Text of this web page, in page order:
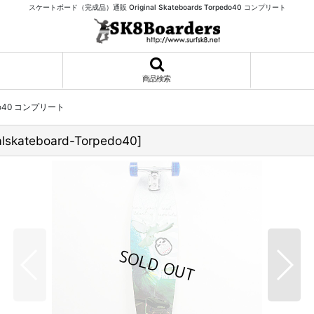
スケートボード（完成品）通販 Original Skateboards Torpedo40 コンプリート
商品検索
コンプリート
Torpedo40]